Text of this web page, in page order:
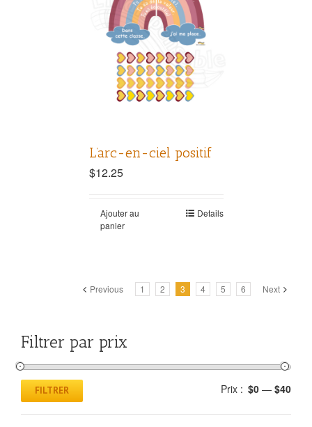
L’arc-en-ciel positif
$12.25
Ajouter au
panier
Details
Previous 1 2 3 4 5 6 Next
Filtrer par prix
FILTRER Prix : $0 — $40